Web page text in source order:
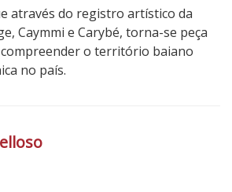
através do registro artístico da
Caymmi e Carybé, torna-se peça
o território baiano
no país.